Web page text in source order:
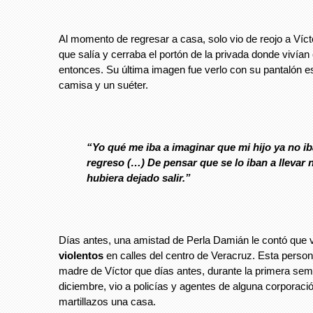
Al momento de regresar a casa, solo vio de reojo a
que salía y cerraba el portón de la privada donde vivían
entonces. Su última imagen fue verlo con su pantalón
camisa y un suéter.
“Yo qué me iba a imaginar que mi hijo ya no
regreso (…) De pensar que se lo iban a llevar
hubiera dejado salir.”
Días antes, una amistad de Perla Damián le contó que
violentos en calles del centro de Veracruz. Esta
madre de Víctor que días antes, durante la primera
diciembre, vio a policías y agentes de alguna
martillazos una casa.